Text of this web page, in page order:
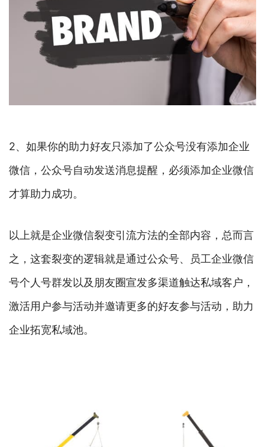
2、如果你的助力好友只添加了公众号没有添加企业
微信，公众号自动发送消息提醒，必须添加企业微信
才算助力成功。
以上就是企业微信裂变引流方法的全部内容，总而言
之，这套裂变的逻辑就是通过公众号、员工企业微信
号个人号群发以及朋友圈宣发多渠道触达私域客户，
激活用户参与活动并邀请更多的好友参与活动，助力
企业拓宽私域池。